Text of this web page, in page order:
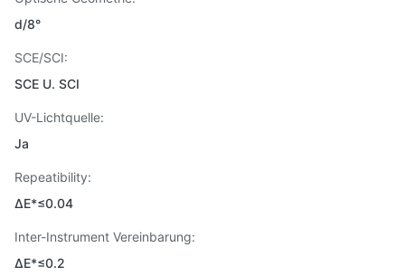
d/8°
SCE/SCI:
SCE U. SCI
UV-Lichtquelle:
Ja
Repeatibility:
ΔE*≤0.04
Inter-Instrument Vereinbarung:
ΔE*≤0.2